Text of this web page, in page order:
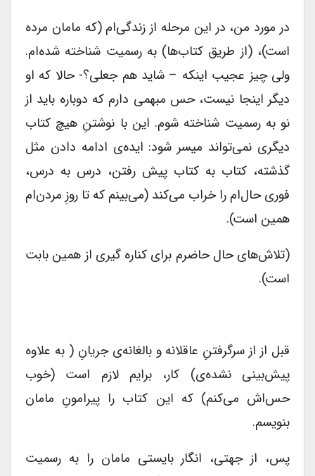
در مورد من، در این مرحله از زندگی‌ام (که مامان مرده
است)، (از طریق کتاب‌ها) به رسمیت شناخته شده‌ام.
ولی چیز عجیب اینکه – شاید هم جعلی؟- حالا که او
دیگر اینجا نیست، حس مبهمی دارم که دوباره باید از
نو به رسمیت شناخته شوم. این با نوشتنِ هیچ کتاب
دیگری نمی‌تواند میسر شود: ایده‌ی ادامه دادن مثل
گذشته، کتاب به کتاب پیش رفتن، درس به درس،
فوری حال‌ام را خراب می‌کند (می‌بینم که تا روزِ مردن‌ام
همین است).
(تلاش‌های حال حاضرم برای کناره گیری از همین بابت
است).
قبل از از سرگرفتنِ عاقلانه و بالغانه‌ی جریانِ ( به علاوه
پیش‌بینی نشده‌ی) کار، برایم لازم است (خوب
حس‌اش می‌کنم) که این کتاب را پیرامونِ مامان
بنویسم.
پس، از جهتی، انگار بایستی مامان را به رسمیت